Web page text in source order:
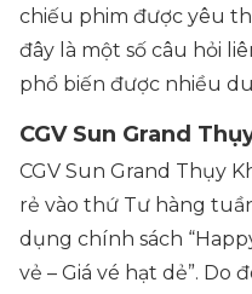
chiếu phim được yêu
đây là một số câu hỏi
phổ biến được nhiều
CGV Sun Grand
CGV Sun Grand Thụy
rẻ vào thứ Tư hàng
dụng chính sách
vẻ – Giá vé hạt dẻ”. Do